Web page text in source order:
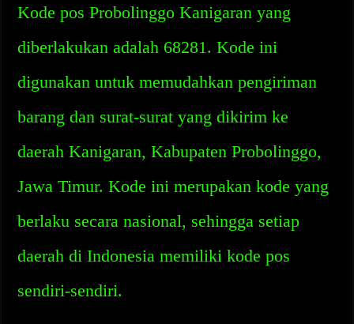
Kode pos Probolinggo Kanigaran yang
diberlakukan adalah 68281. Kode ini
digunakan untuk memudahkan pengiriman
barang dan surat-surat yang dikirim ke
daerah Kanigaran, Kabupaten Probolinggo,
Jawa Timur. Kode ini merupakan kode yang
berlaku secara nasional, sehingga setiap
daerah di Indonesia memiliki kode pos
sendiri-sendiri.